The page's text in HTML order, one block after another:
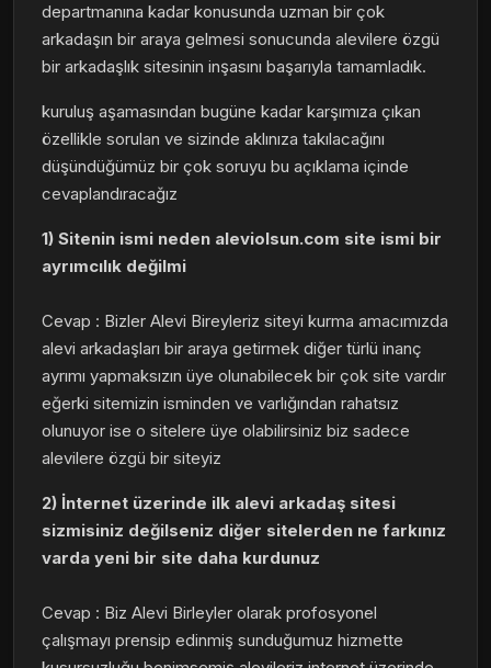
departmanına kadar konusunda uzman bir çok
arkadaşın bir araya gelmesi sonucunda alevilere özgü
bir arkadaşlık sitesinin inşasını başarıyla tamamladık.
kuruluş aşamasından bugüne kadar karşımıza çıkan
özellikle sorulan ve sizinde aklınıza takılacağını
düşündüğümüz bir çok soruyu bu açıklama içinde
cevaplandıracağız
1) Sitenin ismi neden aleviolsun.com site ismi bir
ayrımcılık değilmi
Cevap : Bizler Alevi Bireyleriz siteyi kurma amacımızda
alevi arkadaşları bir araya getirmek diğer türlü inanç
ayrımı yapmaksızın üye olunabilecek bir çok site vardır
eğerki sitemizin isminden ve varlığından rahatsız
olunuyor ise o sitelere üye olabilirsiniz biz sadece
alevilere özgü bir siteyiz
2) İnternet üzerinde ilk alevi arkadaş sitesi
sizmisiniz değilseniz diğer sitelerden ne farkınız
varda yeni bir site daha kurdunuz
Cevap : Biz Alevi Birleyler olarak profosyonel
çalışmayı prensip edinmiş sunduğumuz hizmette